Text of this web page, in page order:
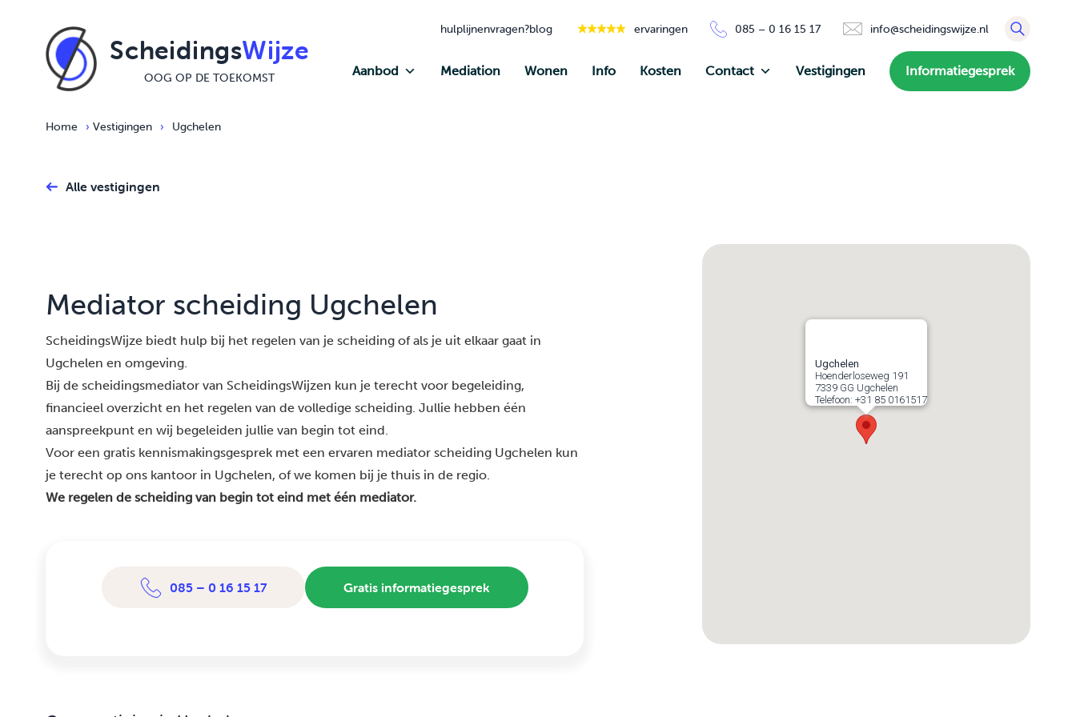
ScheidingsWijze
OOG OP DE TOEKOMST
hulplijnenvragen?blog ervaringen 085 – 0 16 15 17 info@scheidingswijze.nl
Aanbod Mediation Wonen Info Kosten Contact Vestigingen Informatiegesprek
Home › Vestigingen › Ugchelen
Alle vestigingen
Mediator scheiding Ugchelen
ScheidingsWijze biedt hulp bij het regelen van je scheiding of als je uit elkaar gaat in
Ugchelen en omgeving.
Bij de scheidingsmediator van ScheidingsWijzen kun je terecht voor begeleiding,
financieel overzicht en het regelen van de volledige scheiding. Jullie hebben één
aanspreekpunt en wij begeleiden jullie van begin tot eind.
Voor een gratis kennismakingsgesprek met een ervaren mediator scheiding Ugchelen kun
je terecht op ons kantoor in Ugchelen, of we komen bij je thuis in de regio.
We regelen de scheiding van begin tot eind met één mediator.
085 – 0 16 15 17 Gratis informatiegesprek
Ugchelen
Hoenderloseweg 191
7339 GG Ugchelen
Telefoon: +31 85 0161517